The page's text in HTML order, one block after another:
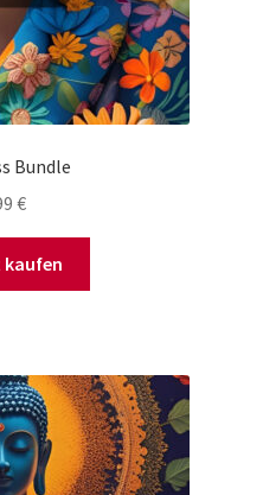
Bundle
€